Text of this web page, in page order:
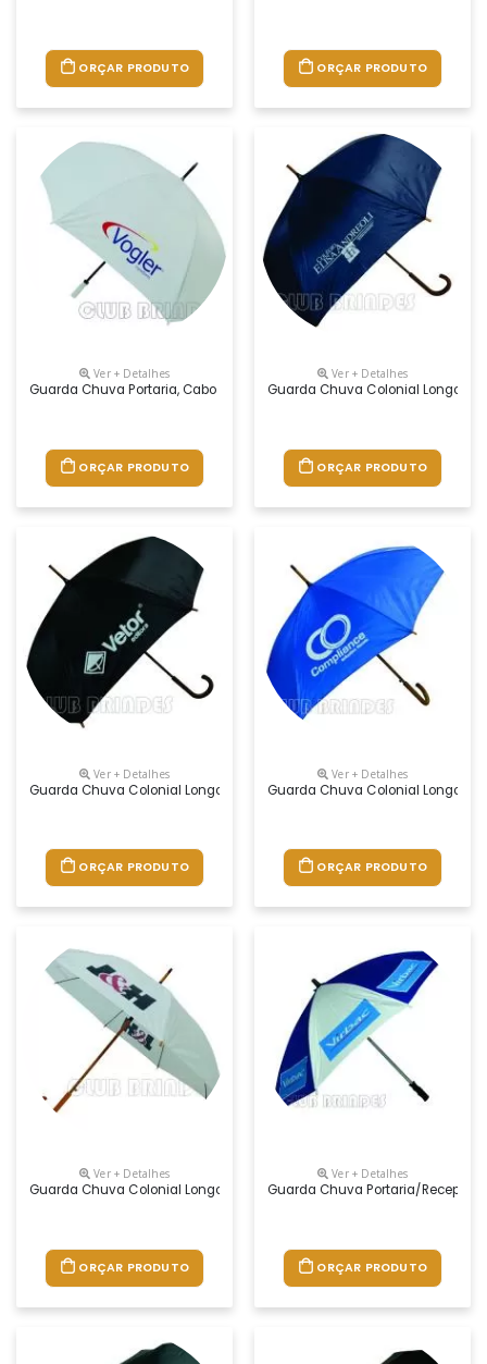
ORÇAR PRODUTO ORÇAR PRODUTO
Ver + Detalhes
Guarda Chuva Portaria, Cabo Reto. Disponível Em Várias Cores.
ORÇAR PRODUTO
Ver + Detalhes
Guarda Chuva Colonial Longo,
ORÇAR PRODUTO
Ver + Detalhes
Guarda Chuva Colonial Longo, Nylon Especial Liso, Cabo Curvo Em
ORÇAR PRODUTO
Ver + Detalhes
Guarda Chuva Colonial Longo,
ORÇAR PRODUTO
Ver + Detalhes
Guarda Chuva Colonial Longo, Nylon Especial Liso, Cabo Curvo Em
ORÇAR PRODUTO
Ver + Detalhes
Guarda Chuva Portaria/recepção
ORÇAR PRODUTO